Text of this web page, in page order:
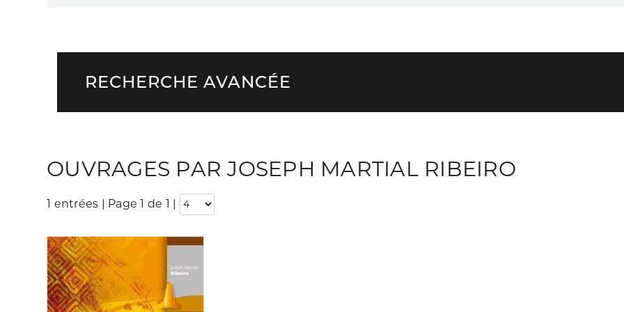
RECHERCHE AVANCÉE
OUVRAGES PAR JOSEPH MARTIAL RIBEIRO
1 entrées | Page 1 de 1 |